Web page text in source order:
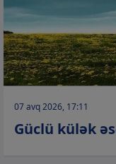
07 avq 2026, 17:11
Güclü külək